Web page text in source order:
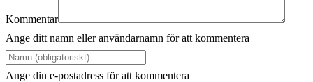
Kommentar
Ange ditt namn eller användarnamn för att kommentera
Ange din e-postadress för att kommentera